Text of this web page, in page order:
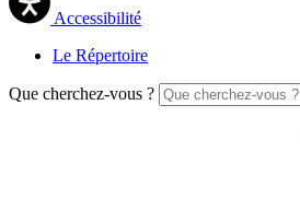
Accessibilité
Le Répertoire
Que cherchez-vous ?